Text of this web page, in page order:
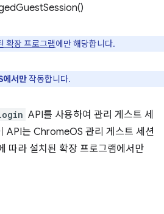
확장 프로그램에만 해당합니다.
서만작동합니다.
API를 사용하여 관리 게스트 세
API는 ChromeOS 관리 게스트 세션
따라 설치된 확장 프로그램에서만